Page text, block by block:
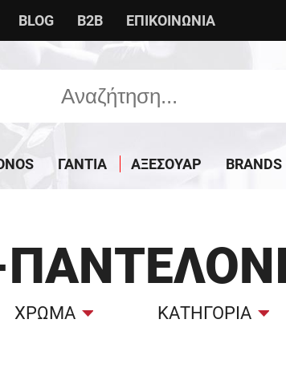
BLOG B2B ΕΠΙΚΟΙΝΩΝΙΑ
ΓΑΝΤΙΑ ΑΞΕΣΟΥΑΡ BRANDS
ΧΡΩΜΑ ΚΑΤΗΓΟΡΙΑ